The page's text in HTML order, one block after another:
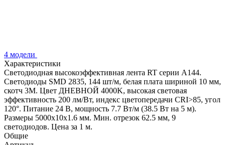
4 модели
Характеристики
Светодиодная высокоэффективная лента RT серии A144.
Светодиоды SMD 2835, 144 шт/м, белая плата шириной 10 мм,
скотч 3M. Цвет ДНЕВНОЙ 4000K, высокая световая
эффективность 200 лм/Вт, индекс цветопередачи CRI>85, угол
120°. Питание 24 В, мощность 7.7 Вт/м (38.5 Вт на 5 м).
Размеры 5000x10x1.6 мм. Мин. отрезок 62.5 мм, 9
светодиодов. Цена за 1 м.
Общие